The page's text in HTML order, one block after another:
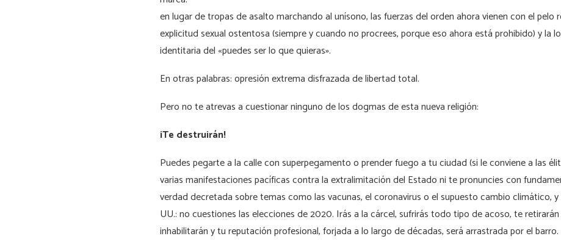
en lugar de tropas de asalto marchando al unísono, las fuerzas del orden ahora vienen con el pelo
explicitud sexual ostentosa (siempre y cuando no procrees, porque eso ahora está prohibido) y la
identitaria del «puedes ser lo que quieras».
En otras palabras: opresión extrema disfrazada de libertad total.
Pero no te atrevas a cuestionar ninguno de los dogmas de esta nueva religión:
¡Te destruirán!
Puedes pegarte a la calle con superpegamento o prender fuego a tu ciudad (si le conviene a las
varias manifestaciones pacíficas contra la extralimitación del Estado ni te pronuncies con
verdad decretada sobre temas como las vacunas, el coronavirus o el supuesto cambio climático, y
UU.: no cuestiones las elecciones de 2020. Irás a la cárcel, sufrirás todo tipo de acoso, te
inhabilitarán y tu reputación profesional, forjada a lo largo de décadas, será arrastrada por el barro.